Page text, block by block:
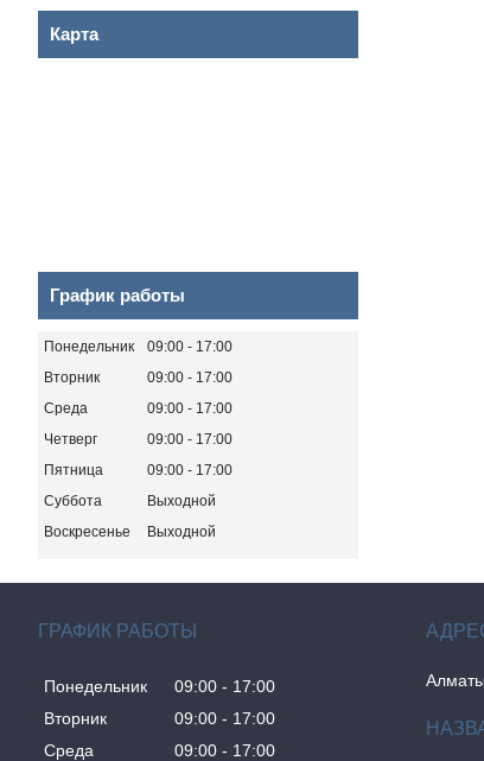
Карта
График работы
Понедельник 09:00
17:00
Вторник
09:00
17:00
Среда
09:00
17:00
Четверг
09:00
17:00
Пятница
09:00
17:00
Суббота
Выходной
Воскресенье
Выходной
ГРАФИК РАБОТЫ
Понедельник 09:00
17:00
Вторник
09:00
17:00
Среда
09:00 17:00